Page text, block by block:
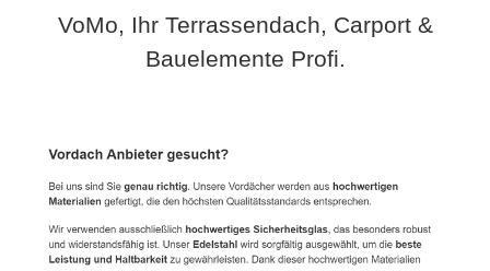
VoMo, Ihr Terrassendach, Carport &
Bauelemente Profi.